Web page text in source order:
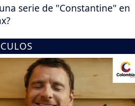
serie de "Constantine" en